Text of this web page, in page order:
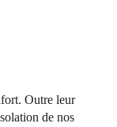
Outre leur
de nos